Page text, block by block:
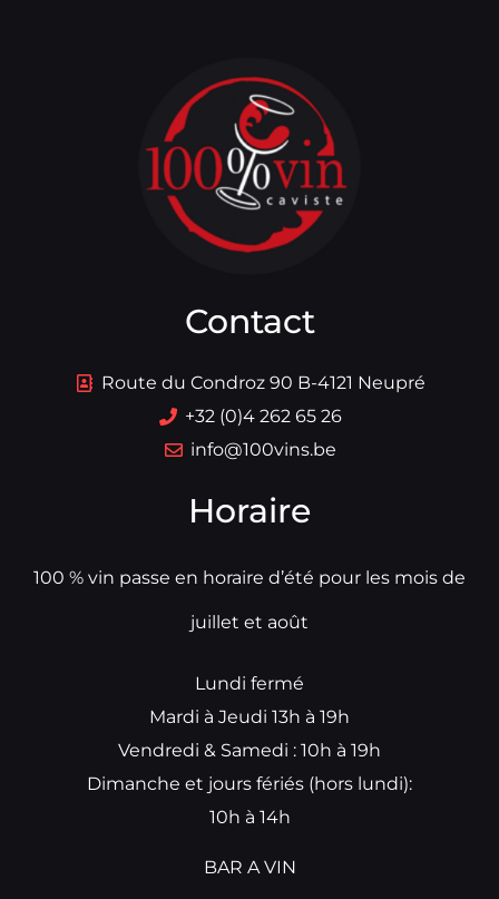
Contact
Route du Condroz 90 B-4121 Neupré
+32 (0)4 262 65 26
info@100vins.be
Horaire
100 % vin passe en horaire d’été pour les mois de
juillet et août
Lundi fermé
Mardi à Jeudi 13h à 19h
Vendredi & Samedi : 10h à 19h
Dimanche et jours fériés (hors lundi):
10h à 14h
BAR A VIN